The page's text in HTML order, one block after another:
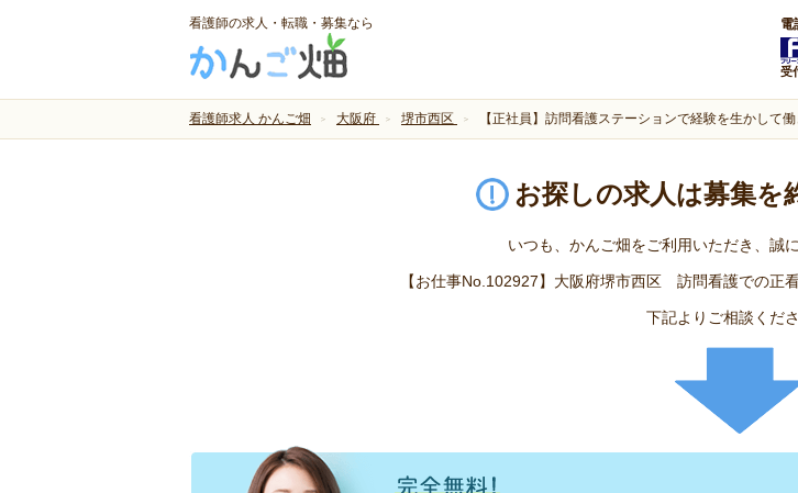
看護師の求人・転職・募集なら 電
受
看護師求人 かんご畑 大阪府 堺市西区 【正社員】訪問看護ステーションで経験を生かして
お探しの求人は募集を
いつも、かんご畑をご利用いただき、誠
【お仕事No.102927】大阪府堺市西区 訪問看護での正
下記よりご相談くださ